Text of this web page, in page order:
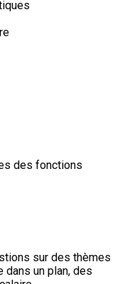
des fonctions
sur des thèmes
dans un plan, des